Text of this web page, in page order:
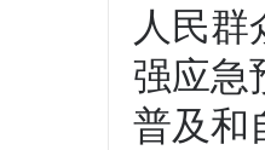
人民群
强应急
普及和